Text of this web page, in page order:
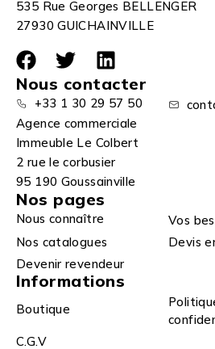
535 Rue Georges BELLENGER
27930 GUICHAINVILLE
Nous contacter
+33 1 30 29 57 50
Agence commerciale
Immeuble Le Colbert
2 rue le corbusier
95 190 Goussainville
Nos pages
Nous connaître
Vos
Nos catalogues
Devis
Devenir revendeur
Informations
Boutique
C.G.V